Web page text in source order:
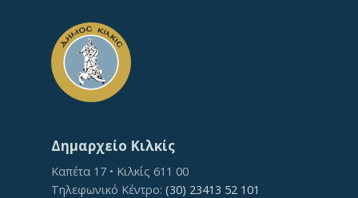
Δημαρχείο Κιλκίς
Καπέτα 17 • Κιλκίς 611 00
Τηλεφωνικό Κέντρο: (30) 23413 52 101